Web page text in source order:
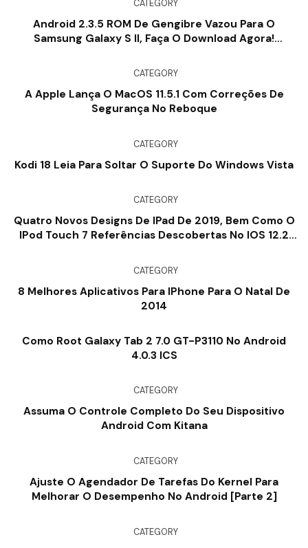
CATEGORY
Android 2.3.5 ROM De Gengibre Vazou Para O
Samsung Galaxy S II, Faça O Download Agora!
CATEGORY
A Apple Lança O MacOS 11.5.1 Com Correções De
Segurança No Reboque
CATEGORY
Kodi 18 Leia Para Soltar O Suporte Do Windows Vista
CATEGORY
Quatro Novos Designs De IPad De 2019, Bem Como O
IPod Touch 7 Referências Descobertas No IOS 12.2
CATEGORY
8 Melhores Aplicativos Para IPhone Para O Natal De
2014
Como Root Galaxy Tab 2 7.0 GT-P3110 No Android
4.0.3 ICS
CATEGORY
Assuma O Controle Completo Do Seu Dispositivo
Android Com Kitana
CATEGORY
Ajuste O Agendador De Tarefas Do Kernel Para
Melhorar O Desempenho No Android [Parte 2]
CATEGORY